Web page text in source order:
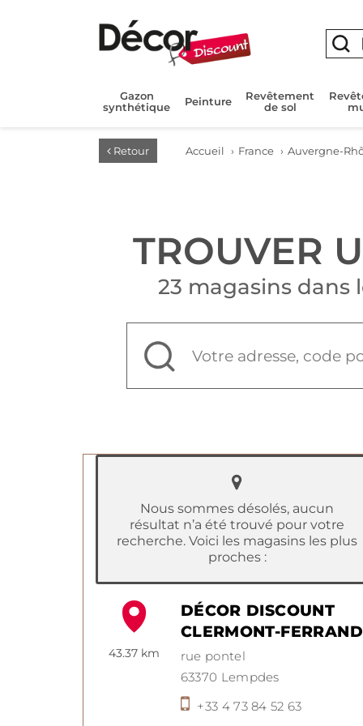
Gazon
synthétique
Peinture
Revêtement
de sol
Retour Accueil › France › Auvergne-
TROUVER
23 magasins dans
Nous sommes désolés, aucun
résultat n’a été trouvé pour votre
recherche. Voici les magasins les plus
proches :
43.37 km
DÉCOR DISCOUNT
CLERMONT-FERRAND
rue pontel
63370 Lempdes
+33 4 73 84 52 63